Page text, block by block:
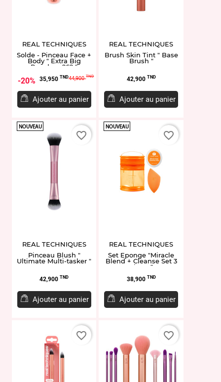
REAL TECHNIQUES
Solde - Pinceau Face +
Body " Extra Big
Powder - 262 "
20% Prix
35,950 TNDPrix
base
44,900TND
Ajouter au panier
REAL TECHNIQUES
Brush Skin Tint " Base
Brush "
Prix
42,900 TND
Ajouter au panier
NOUVEAU
REAL TECHNIQUES
Pinceau Blush "
Ultimate Multi-tasker "
Prix
42,900 TND
Ajouter au panier
favorite_border
NOUVEAU
REAL TECHNIQUES
Set Eponge "Miracle
Blend + Cleanse Set 3
pieces"
Prix
38,900 TND
Ajouter au panier
favorite_border
favorite_border favorite_border